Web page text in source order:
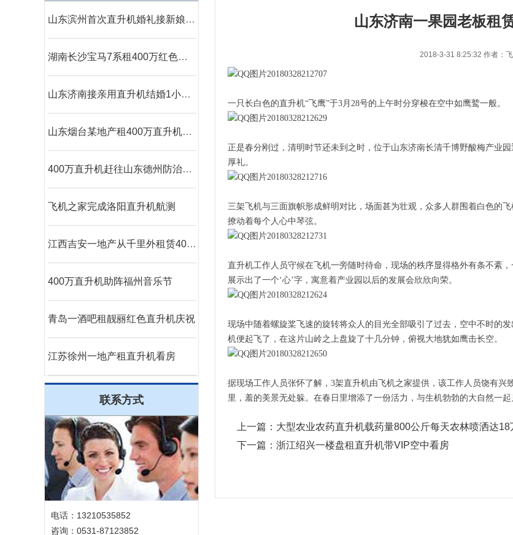
山东滨州首次直升机婚礼接新娘到淄博中式直升机婚礼亮相
湖南长沙宝马7系租400万红色直升机助阵
山东济南接亲用直升机结婚1小时6万6
山东烟台某地产租400万直升机到场
400万直升机赶往山东德州防治美国白蛾
飞机之家完成洛阳直升机航测
江西吉安一地产从千里外租赁400万直升机空中撒玫瑰雨
400万直升机助阵福州音乐节
青岛一酒吧租靓丽红色直升机庆祝
江苏徐州一地产租直升机看房
联系方式
电话：13210535852
咨询：0531-87123852
山东济南一果园老板租
2018-3-31 8:25:32 作者：
一只长白色的直升机“飞鹰”于3月 28号的上午时分穿梭在空中如鹰鹫一般。
正是春分刚过，清明时节还未到之时，位于山东济南长清千博野酸梅产业
厚礼。
三架飞机与三面旗帜形成鲜明对比，场面甚为壮观，众多人群围着白色的
撩动着每个人心中琴弦。
直升机工作人员守候在飞机一旁随时待命，现场的秩序显得格外有条不紊
展示出了一个‘心’字，寓意着产业园以后的发展会欣欣向荣。
现场中随着螺旋桨飞速的旋转将众人的目光全部吸引了过去，空中不时的
机便起飞了，在这片山岭之上盘旋了十几分钟，俯视大地犹如鹰击长空。
据现场工作人员张怀了解， 3架直升机由飞机之家提供，该工作人员饶有兴
里，羞的美景无处躲。在春日里增添了一份活力，与生机勃勃的大自然一起
上一篇： 大型农业农药直升机载药量800公斤每天农林喷洒达18
下一篇： 浙江绍兴一楼盘租直升机带VIP空中看房